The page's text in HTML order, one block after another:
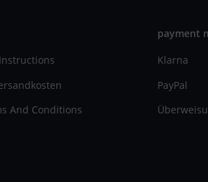
And Conditions
payment
Klarna
PayPal